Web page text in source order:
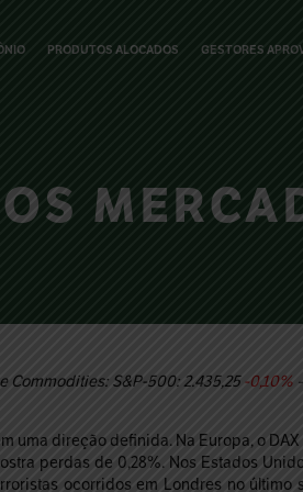
PRODUTOS ALOCADOS GESTORES
Commodities: S&P-500: 2.435,25-0,10%
uma direção definida. Na Europa, o
perdas de 0,28%. Nos Estados
ocorridos em Londres no